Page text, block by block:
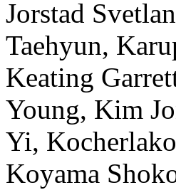
Jorstad
Taehyun,
Keating
Young, Kim
Yi,
Koyama